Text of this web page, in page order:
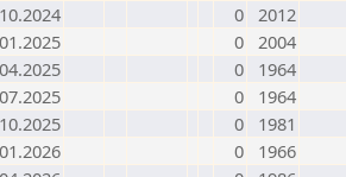
0 2012
0 2004
0
1964
0
1964
0
1981
0
1966